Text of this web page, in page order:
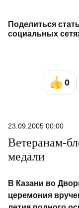
Поделиться
социальных
0
23.09.2005 00:00
Ветеранам-
медали
В Казани во
церемония